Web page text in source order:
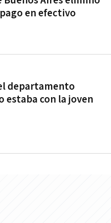
en efectivo
departamento
estaba con la joven